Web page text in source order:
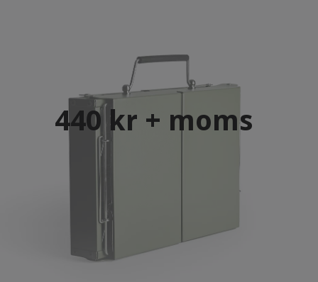
440 kr + moms